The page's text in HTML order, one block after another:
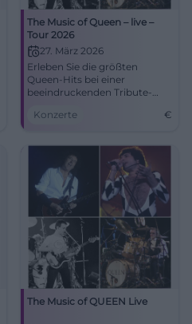
The Music of Queen – live –
Tour 2026
27. März 2026
Erleben Sie die größten
Queen-Hits bei einer
beeindruckenden Tribute-
unvergessliche Nacht für
Konzerte €
The Music of QUEEN Live